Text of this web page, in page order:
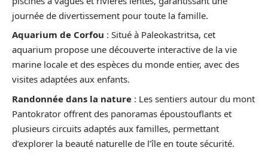
journée de divertissement pour toute la famille.
Aquarium de Corfou : Situé à Paleokastritsa, cet
aquarium propose une découverte interactive de la vie
marine locale et des espèces du monde entier, avec des
visites adaptées aux enfants.
Randonnée dans la nature : Les sentiers autour du mont
Pantokrator offrent des panoramas époustouflants et
plusieurs circuits adaptés aux familles, permettant
d’explorer la beauté naturelle de l’île en toute sécurité.